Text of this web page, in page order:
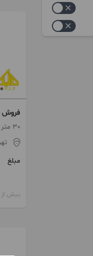
فروش
30 متر
مبلغ
بیش از 12 ماه پیش